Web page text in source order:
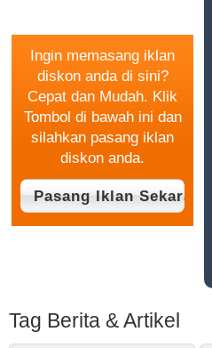
Ingin memasang iklan
diskon anda di sini?
Cepat dan Mudah. Klik
Tombol di bawah ini dan
silahkan pasang iklan
diskon anda.
Tag Berita & Artikel